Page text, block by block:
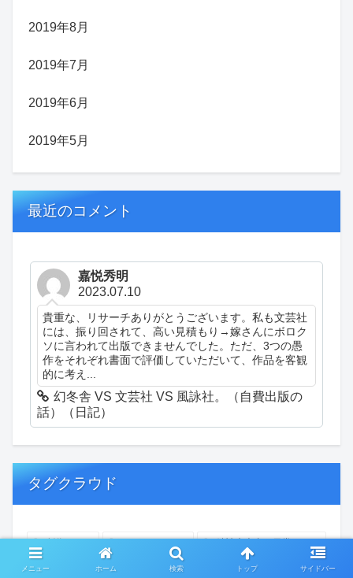
2019年8月
2019年7月
2019年6月
2019年5月
最近のコメント
嘉悦秀明
2023.07.10
貴重な、リサーチありがとうございます。私も文芸社
には、振り回されて、高い見積もり→嫁さんにボロク
ソに言われて出版できませんでした。ただ、3つの愚
作をそれぞれ書面で評価していただいて、作品を客観
的に考え...
幻冬舎 VS 文芸社 VS 風詠社。（自費出版の
話）（日記）
タグクラウド
創作 おぎゃあ 精神病患者の日常
ちょっと頭冷やそうか 一回休み ついカッとなった
メニュー ホーム 検索 トップ サイドバー